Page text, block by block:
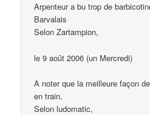
Arpenteur a bu trop de
Barvalais
Selon Zartampion,
le 9 août 2006 (un Mercredi)
A noter que la meilleure façon
en train.
Selon ludomatic,